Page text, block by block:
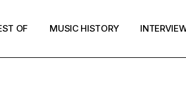
OF MUSIC HISTORY